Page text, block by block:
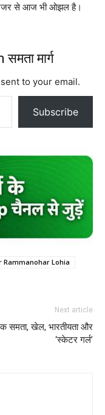
नजर से आज भी ओझल है।
मार्ग
to your email.
Subscribe
Rammanohar Lohia
Next article
समता, खेल, भारतीयता और
‘स्केटर गर्ल’